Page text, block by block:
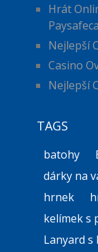
Hrát
Nejlepší
Casino
Nejlepší
TAGS
batohy
dárky na
hrnek
kelímek s
Lanyard